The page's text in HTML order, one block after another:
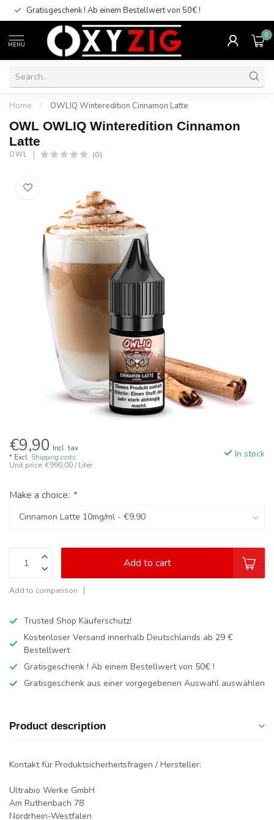
! Ab einem Bestellwert von 50€ !
MENU
0
Home / OWLIQ Winteredition Cinnamon Latte
OWL OWLIQ Winteredition Cinnamon
Latte
OWL (0)
€9,90 Incl. tax
* Excl. Shipping costs
Unit price: €990,00 / Liter
In stock
Make a choice: *
Add to cart
Add to comparison
Trusted Shop Käuferschutz!
Kostenloser Versand innerhalb Deutschlands ab 29 €
Bestellwert
Gratisgeschenk ! Ab einem Bestellwert von 50€ !
Gratisgeschenk aus einer vorgegebenen Auswahl auswählen
Product description
Kontakt für Produktsicherheitsfragen / Hersteller:
Ultrabio Werke GmbH
Am Ruthenbach 78
Nordrhein-Westfalen